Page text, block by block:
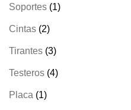
Soportes 11
Cintas 22
Tirantes 33
Testeros 44
Placa
11